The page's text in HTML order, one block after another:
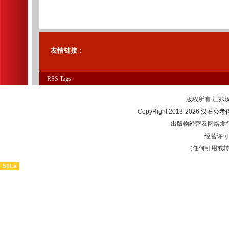
友情链接：
RSS Tags
版权所有:江
CopyRight 2013-2026 汉石公考
出版物经营及网络发
经营许
（任何引用或
51La